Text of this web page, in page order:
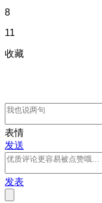
8
11
收藏
表情
发送
发表